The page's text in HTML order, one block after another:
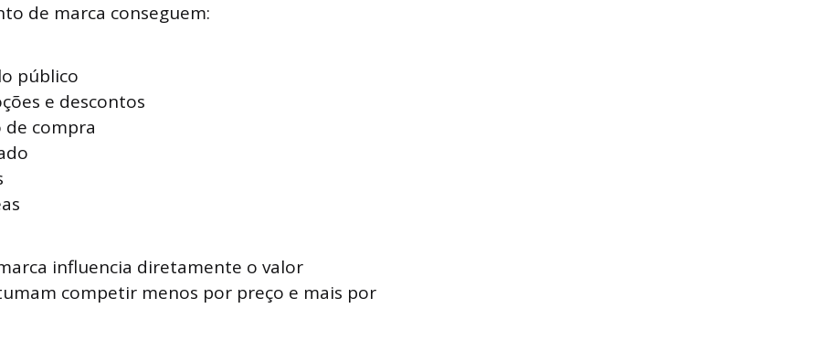
de marca conseguem:
público
e descontos
de compra
influencia diretamente o valor
competir menos por preço e mais por